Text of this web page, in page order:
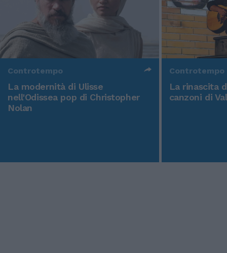
Controtempo
La modernità di Ulisse
nell'Odissea pop di Christopher
Nolan
Controtempo
La rinascita
canzoni di